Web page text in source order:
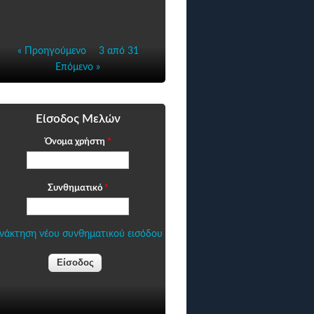
« Προηγούμενο
3 από 31
Επόμενο »
Είσοδος Μελών
Όνομα χρήστη *
Συνθηματικό *
νέου συνθηματικού εισόδου